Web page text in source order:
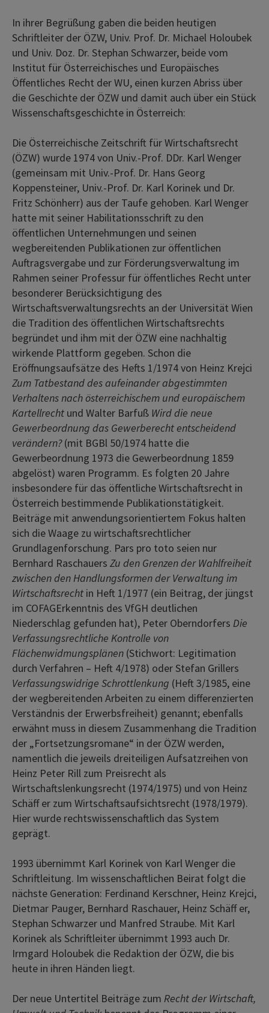
In ihrer Begrüßung gaben die beiden heutigen
Schriftleiter der ÖZW, Univ. Prof. Dr. Michael Holoubek
und Univ. Doz. Dr. Stephan Schwarzer, beide vom
Institut für Österreichisches und Europäisches
Öffentliches Recht der WU, einen kurzen Abriss über
die Geschichte der ÖZW und damit auch über ein Stück
Wissenschaftsgeschichte in Österreich:
Die Österreichische Zeitschrift für Wirtschaftsrecht
(ÖZW) wurde 1974 von Univ.-Prof. DDr. Karl Wenger
(gemeinsam mit Univ.-Prof. Dr. Hans Georg
Koppensteiner, Univ.-Prof. Dr. Karl Korinek und Dr.
Fritz Schönherr) aus der Taufe gehoben. Karl Wenger
hatte mit seiner Habilitationsschrift zu den
öffentlichen Unternehmungen und seinen
wegbereitenden Publikationen zur öffentlichen
Auftragsvergabe und zur Förderungsverwaltung im
Rahmen seiner Professur für öffentliches Recht unter
besonderer Berücksichtigung des
Wirtschaftsverwaltungsrechts an der Universität Wien
die Tradition des öffentlichen Wirtschaftsrechts
begründet und ihm mit der ÖZW eine nachhaltig
wirkende Plattform gegeben. Schon die
Eröffnungsaufsätze des Hefts 1/1974 von Heinz Krejci
Zum Tatbestand des aufeinander abgestimmten
Verhaltens nach österreichischem und europäischem
Kartellrecht und Walter Barfuß Wird die neue
Gewerbeordnung das Gewerberecht entscheidend
verändern?(mit BGBl 50/1974 hatte die
Gewerbeordnung 1973 die Gewerbeordnung 1859
abgelöst) waren Programm. Es folgten 20 Jahre
insbesondere für das öffentliche Wirtschaftsrecht in
Österreich bestimmende Publikationstätigkeit.
Beiträge mit anwendungsorientiertem Fokus halten
sich die Waage zu wirtschaftsrechtlicher
Grundlagenforschung. Pars pro toto seien nur
Bernhard Raschauers Zu den Grenzen der Wahlfreiheit
zwischen den Handlungsformen der Verwaltung im
Wirtschaftsrecht in Heft 1/1977 (ein Beitrag, der jüngst
im COFAGErkenntnis des VfGH deutlichen
Niederschlag gefunden hat), Peter Oberndorfers Die
Verfassungsrechtliche Kontrolle von
Flächenwidmungsplänen (Stichwort: Legitimation
durch Verfahren – Heft 4/1978) oder Stefan Grillers
Verfassungswidrige Schrottlenkung (Heft 3/1985, eine
der wegbereitenden Arbeiten zu einem differenzierten
Verständnis der Erwerbsfreiheit) genannt; ebenfalls
erwähnt muss in diesem Zusammenhang die Tradition
der „Fortsetzungsromane“ in der ÖZW werden,
namentlich die jeweils dreiteiligen Aufsatzreihen von
Heinz Peter Rill zum Preisrecht als
Wirtschaftslenkungsrecht (1974/1975) und von Heinz
Schäff er zum Wirtschaftsaufsichtsrecht (1978/1979).
Hier wurde rechtswissenschaftlich das System
geprägt.
1993 übernimmt Karl Korinek von Karl Wenger die
Schriftleitung. Im wissenschaftlichen Beirat folgt die
nächste Generation: Ferdinand Kerschner, Heinz Krejci,
Dietmar Pauger, Bernhard Raschauer, Heinz Schäff er,
Stephan Schwarzer und Manfred Straube. Mit Karl
Korinek als Schriftleiter übernimmt 1993 auch Dr.
Irmgard Holoubek die Redaktion der ÖZW, die bis
heute in ihren Händen liegt.
Der neue Untertitel Beiträge zum Recht der Wirtschaft,